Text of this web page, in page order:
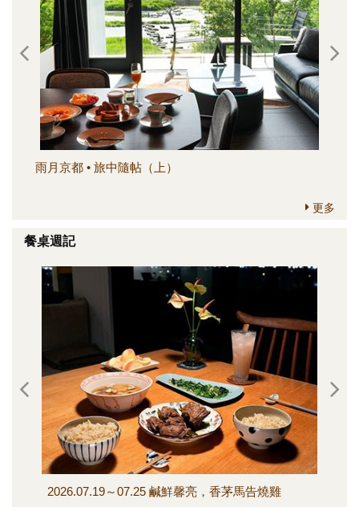
媒體報導一覽
合作與代言
訂閱電子報
雨月京都 • 旅中隨帖（上）
更多
餐桌週記
2026.07.19～07.25 鹹鮮馨亮，香茅馬告燒雞